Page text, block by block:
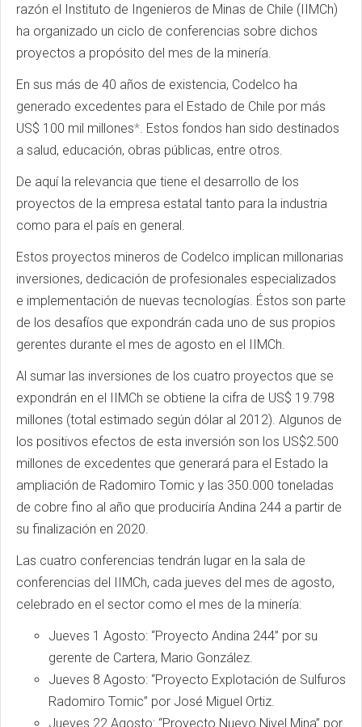
razón el Instituto de Ingenieros de Minas de Chile (IIMCh)
ha organizado un ciclo de conferencias sobre dichos
proyectos a propósito del mes de la minería.
En sus más de 40 años de existencia, Codelco ha
generado excedentes para el Estado de Chile por más
US$ 100 mil millones*. Estos fondos han sido destinados
a salud, educación, obras públicas, entre otros.
De aquí la relevancia que tiene el desarrollo de los
proyectos de la empresa estatal tanto para la industria
como para el país en general.
Estos proyectos mineros de Codelco implican millonarias
inversiones, dedicación de profesionales especializados
e implementación de nuevas tecnologías. Éstos son parte
de los desafíos que expondrán cada uno de sus propios
gerentes durante el mes de agosto en el IIMCh.
Al sumar las inversiones de los cuatro proyectos que se
expondrán en el IIMCh se obtiene la cifra de US$ 19.798
millones (total estimado según dólar al 2012). Algunos de
los positivos efectos de esta inversión son los US$2.500
millones de excedentes que generará para el Estado la
ampliación de Radomiro Tomic y las 350.000 toneladas
de cobre fino al año que produciría Andina 244 a partir de
su finalización en 2020.
Las cuatro conferencias tendrán lugar en la sala de
conferencias del IIMCh, cada jueves del mes de agosto,
celebrado en el sector como el mes de la minería:
Jueves 1 Agosto: “Proyecto Andina 244” por su
gerente de Cartera, Mario González.
Jueves 8 Agosto: “Proyecto Explotación de Sulfuros
Radomiro Tomic” por José Miguel Ortiz.
Jueves 22 Agosto: “Proyecto Nuevo Nivel Mina” por